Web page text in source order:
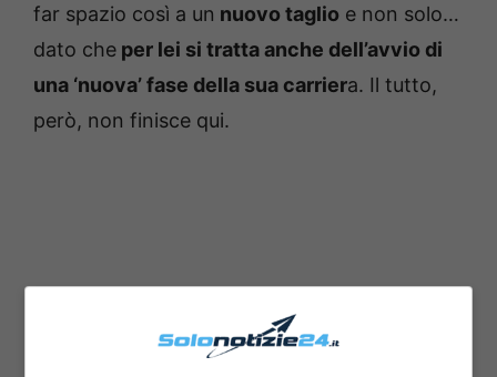
far spazio così a un nuovo taglio e non solo…
dato che per lei si tratta anche dell’avvio di
una ‘nuova’ fase della sua carriera. Il tutto,
però, non finisce qui.